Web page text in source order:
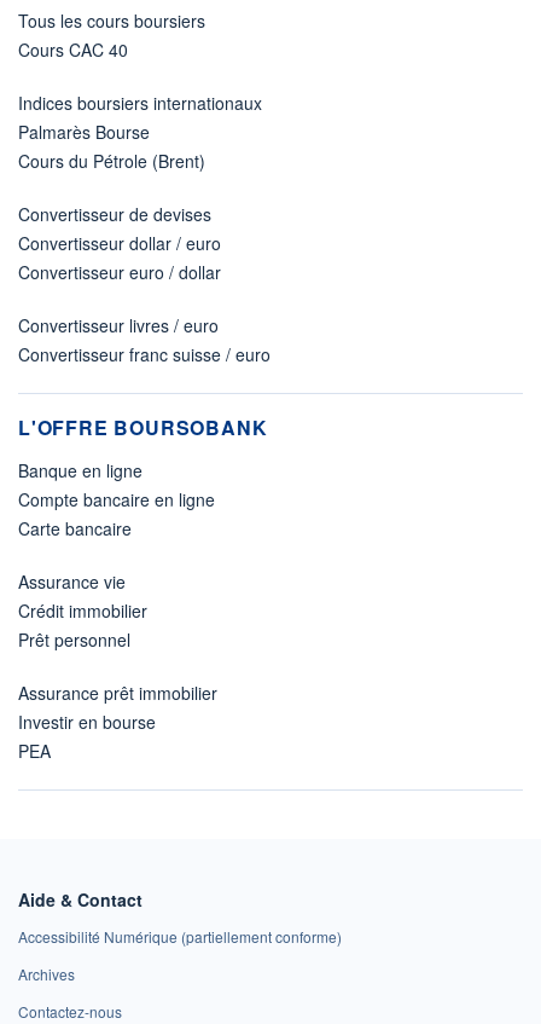
Tous les cours boursiers
Cours CAC 40
Indices boursiers internationaux
Palmarès Bourse
Cours du Pétrole (Brent)
Convertisseur de devises
Convertisseur dollar / euro
Convertisseur euro / dollar
Convertisseur livres / euro
Convertisseur franc suisse / euro
L'OFFRE BOURSOBANK
Banque en ligne
Compte bancaire en ligne
Carte bancaire
Assurance vie
Crédit immobilier
Prêt personnel
Assurance prêt immobilier
Investir en bourse
PEA
Aide & Contact
Accessibilité Numérique (partiellement conforme)
Archives
Contactez-nous